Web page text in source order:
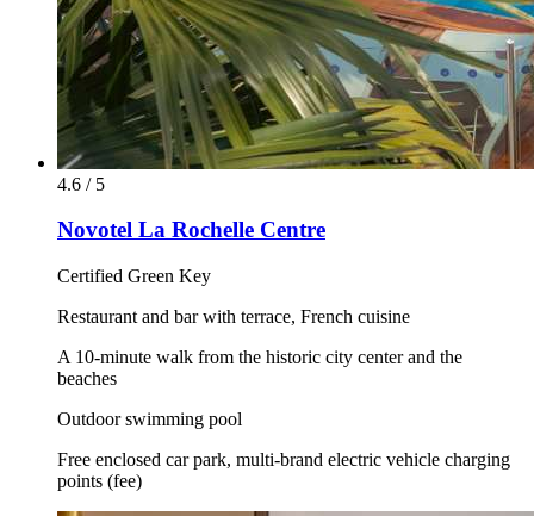
4.6 / 5
Novotel La Rochelle Centre
Certified Green Key
Restaurant and bar with terrace, French cuisine
A 10-minute walk from the historic city center and the
beaches
Outdoor swimming pool
Free enclosed car park, multi-brand electric vehicle charging
points (fee)